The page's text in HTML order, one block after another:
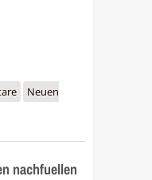
Neuen
nachfuellen